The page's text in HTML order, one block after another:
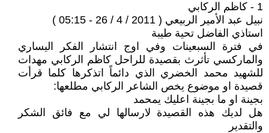
1 - كاظم الركابي
نبيل عبد الأمير الربيعي ( 2011 / 4 / 26 - 05:15 )
استاذي الفاضل تحية طيبة
في فترة السبعينات وفي اوج انتشار الفكر اليساري
والماركسي تأثرث بقصيدة للراحل كاظم الركابي مهدات
للشهيد محمد الخضري الذي دائماً اتذكرها كلما قرأت
قصيدة او موضوع يخص الشاعر الركابي مطلعها:
بجينة او ما بجينة اعليك يمحمد
هل لديك هذه القصيدة لارسالها لي مع فائق الشكر
والتقدير